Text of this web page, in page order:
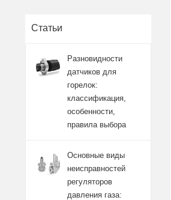
Статьи
Разновидности
датчиков для
горелок:
классификация,
особенности,
правила выбора
Основные виды
неисправностей
регуляторов
давления газа: